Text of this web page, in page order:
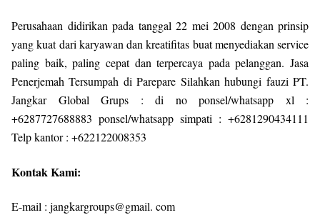
Perusahaan didirikan pada tanggal 22 mei 2008 dengan prinsip
yang kuat dari karyawan dan kreatifitas buat menyediakan service
paling baik, paling cepat dan terpercaya pada pelanggan. Jasa
Penerjemah Tersumpah di Parepare Silahkan hubungi fauzi PT.
Jangkar Global Grups : di no ponsel/whatsapp xl :
+6287727688883 ponsel/whatsapp simpati : +6281290434111
Telp kantor : +622122008353
Kontak Kami:
E-mail : jangkargroups@gmail. com